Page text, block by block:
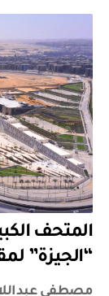
المتحف
“الجيزة”
مصطفى